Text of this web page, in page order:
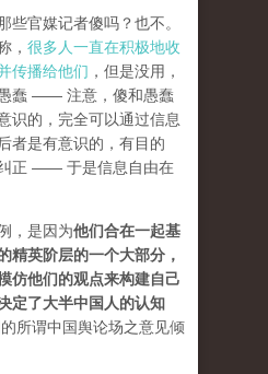
些官媒记者傻吗？也不。
， 很多人一直在积极地收
传播给他们 ，但是没用，
蠢 —— 注意，傻和愚蠢
识的，完全可以通过信息
者是有意识的，有目的
正 —— 于是信息自由在
，是因为他们合在一起基
精英阶层的一个大部分，
仿他们的观点来构建自己
定了大半中国人的认知
所谓中国舆论场之意见倾